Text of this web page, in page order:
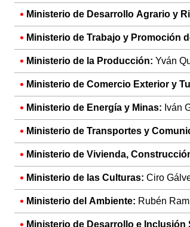
Ministerio de Desarrollo Agrario y
Ministerio de Trabajo y Promoción
Ministerio de la Producción: Yván
Ministerio de Comercio Exterior y
Ministerio de Energía y Minas: Iván
Ministerio de Transportes y
Ministerio de Vivienda,
Ministerio de las Culturas: Ciro
Ministerio del Ambiente: Rubén
Ministerio de Desarrollo e Inclusión